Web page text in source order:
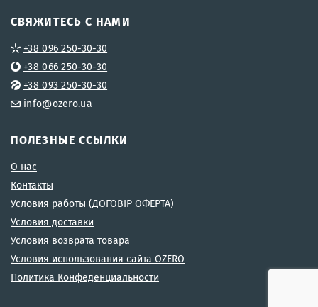
СВЯЖИТЕСЬ С НАМИ
+38 096 250-30-30
+38 066 250-30-30
+38 093 250-30-30
info@ozero.ua
ПОЛЕЗНЫЕ ССЫЛКИ
О нас
Контакты
Условия работы (ДОГОВІР ОФЕРТА)
Условия доставки
Условия возврата товара
Условия использования сайта OZERO
Политика Конфеденциальности